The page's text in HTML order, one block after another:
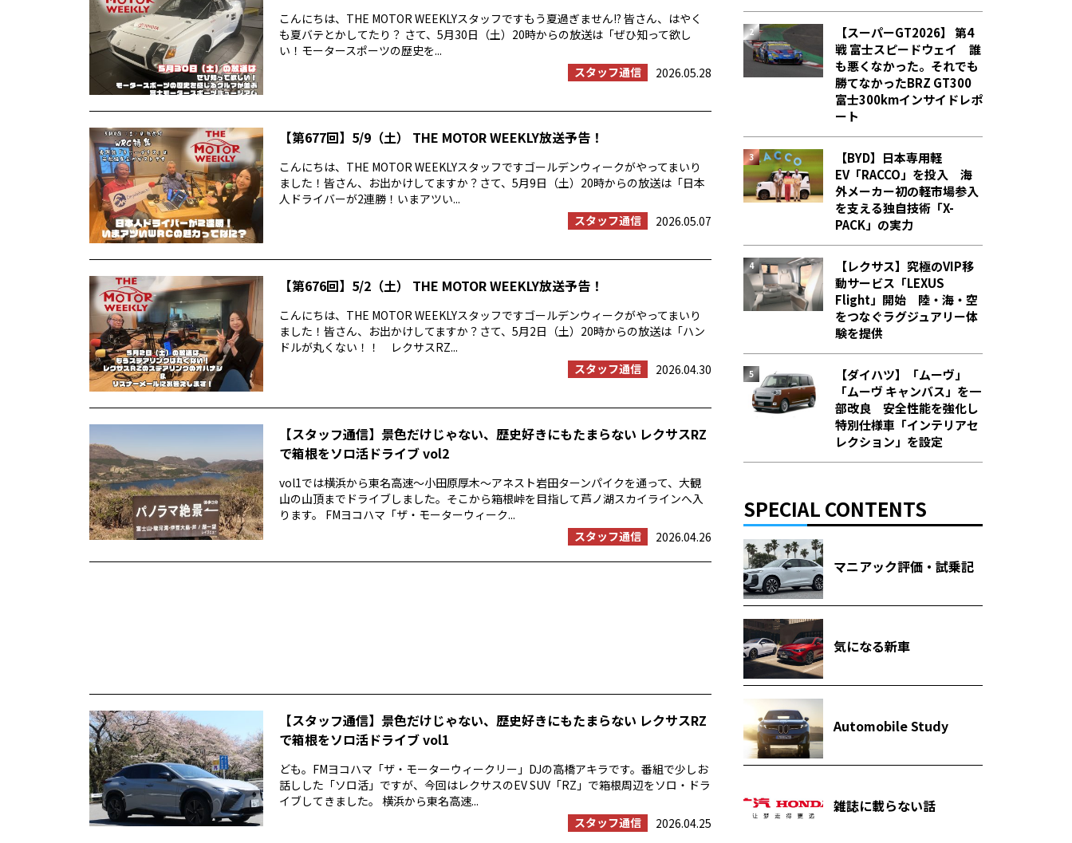
こんにちは、THE MOTOR WEEKLYスタッフですもう夏過ぎません!? 皆さん、はやく
も夏バテとかしてたり？ さて、5月30日（土）20時からの放送は「ぜひ知って欲し
い！モータースポーツの歴史を...
スタッフ通信
2026.05.28
【第677回】5/9（土） THE MOTOR WEEKLY放送予告！
こんにちは、THE MOTOR WEEKLYスタッフですゴールデンウィークがやってまいり
ました！皆さん、お出かけしてますか？さて、5月9日（土）20時からの放送は「日本
人ドライバーが2連勝！いまアツい...
スタッフ通信
2026.05.07
【第676回】5/2（土） THE MOTOR WEEKLY放送予告！
こんにちは、THE MOTOR WEEKLYスタッフですゴールデンウィークがやってまいり
ました！皆さん、お出かけしてますか？さて、5月2日（土）20時からの放送は「ハン
ドルが丸くない！！ レクサスRZ...
スタッフ通信
2026.04.30
【スタッフ通信】景色だけじゃない、歴史好きにもたまらない レクサスRZ
で箱根をソロ活ドライブ vol2
vol1では横浜から東名高速〜小田原厚木〜アネスト岩田ターンパイクを通って、大観
山の山頂までドライブしました。そこから箱根峠を目指して芦ノ湖スカイラインへ入
ります。 FMヨコハマ「ザ・モーターウィーク...
スタッフ通信
2026.04.26
【スタッフ通信】景色だけじゃない、歴史好きにもたまらない レクサスRZ
で箱根をソロ活ドライブ vol1
ども。FMヨコハマ「ザ・モーターウィークリー」DJの高橋アキラです。番組で少しお
話しした「ソロ活」ですが、今回はレクサスのEV SUV「RZ」で箱根周辺をソロ・ドラ
イブしてきました。 横浜から東名高速...
スタッフ通信
2026.04.25
【スーパーGT2026】 第4
戦 富士スピードウェイ 誰
も悪くなかった。それでも
勝てなかった――BRZ GT300
富士300kmインサイドレポ
ート
【BYD】日本専用軽
EV「RACCO」を投入 海
外メーカー初の軽市場参入
を支える独自技術「X-
PACK」の実力
【レクサス】究極のVIP移
動サービス「LEXUS
Flight」開始 陸・海・空
をつなぐラグジュアリー体
験を提供
【ダイハツ】「ムーヴ」
「ムーヴ キャンバス」を一
部改良 安全性能を強化し
特別仕様車「インテリアセ
レクション」を設定
SPECIAL CONTENTS
マニアック評価・試乗記
気になる新車
Automobile Study
雑誌に載らない話